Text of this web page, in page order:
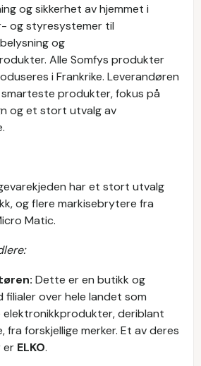
og sikkerhet av hjemmet i
og styresystemer til
og
Alle Somfys produkter
i Frankrike. Leverandøren
produkter, fokus på
og et stort utvalg av
har et stort utvalg
og flere markisebrytere fra
Matic.
Dette er en butikk og
over hele landet som
elektronikkprodukter, deriblant
fra forskjellige merker. Et av deres
er ELKO.